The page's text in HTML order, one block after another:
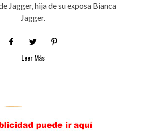
Jagger, hija de su exposa Bianca
Jagger.
Leer Más